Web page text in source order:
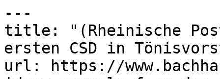
---
title: "(Rheinische
ersten CSD in
url: https://